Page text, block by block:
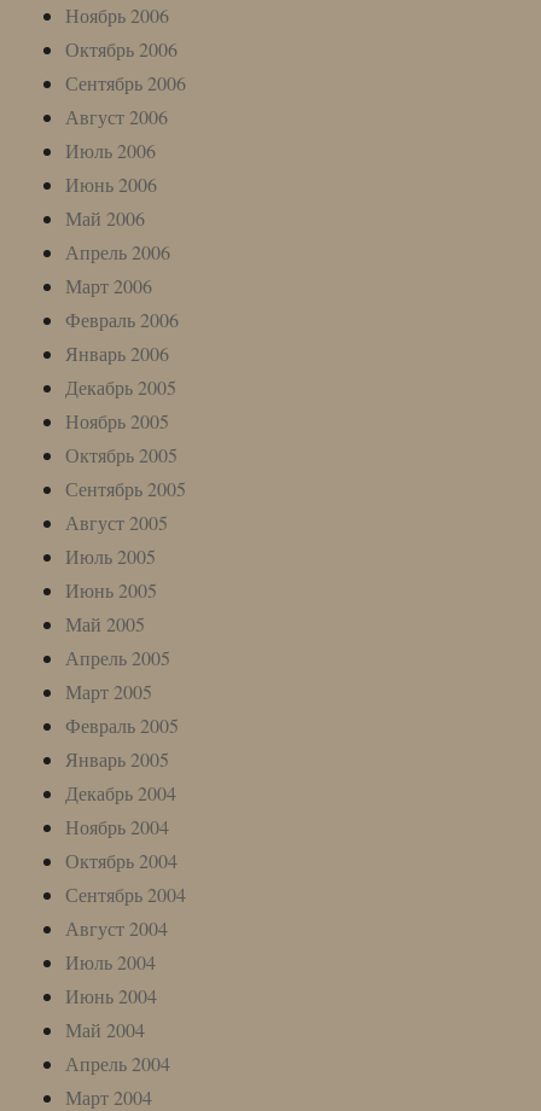
Ноябрь 2006
Октябрь 2006
Сентябрь 2006
Август 2006
Июль 2006
Июнь 2006
Май 2006
Апрель 2006
Март 2006
Февраль 2006
Январь 2006
Декабрь 2005
Ноябрь 2005
Октябрь 2005
Сентябрь 2005
Август 2005
Июль 2005
Июнь 2005
Май 2005
Апрель 2005
Март 2005
Февраль 2005
Январь 2005
Декабрь 2004
Ноябрь 2004
Октябрь 2004
Сентябрь 2004
Август 2004
Июль 2004
Июнь 2004
Май 2004
Апрель 2004
Март 2004